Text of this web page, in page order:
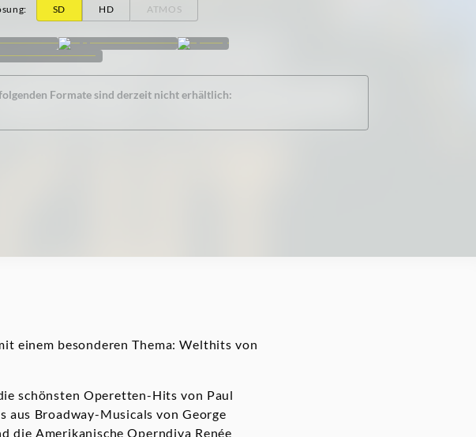
: SD HD ATMOS
Formate sind derzeit nicht erhältlich:
einem besonderen Thema: Welthits von
schönsten Operetten-Hits von Paul
aus Broadway-Musicals von George
die Amerikanische Operndiva Renée